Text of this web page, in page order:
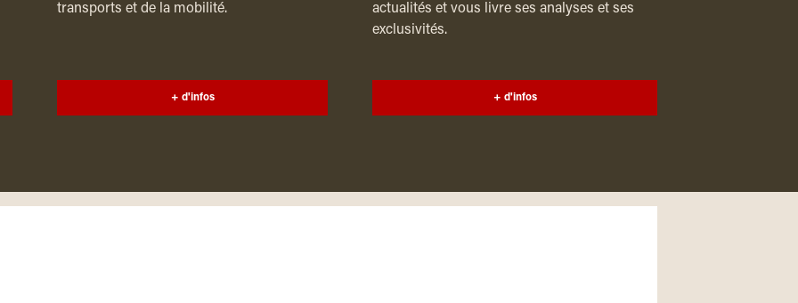
transports et de la mobilité.
+ d'infos
actualités et vous livre ses analyses et ses
exclusivités.
+ d'infos